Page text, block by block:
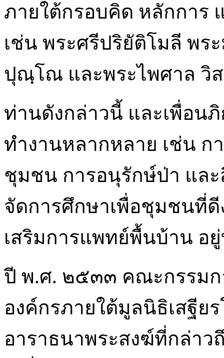
ภายใต้กรอบคิด หลักการ
เช่น พระศรีปริยัติโมลี พร
ปุณฺโณ และพระไพศาล วิ
ท่านดังกล่าวนี้ และเพื่อน
ทำงานหลากหลาย เช่น ก
ชุมชน การอนุรักษ์ป่า แล
จัดการศึกษาเพื่อชุมชนที่ดี
เสริมการแพทย์พื้นบ้าน อ
ปี พ.ศ. ๒๕๓๓ คณะกรรม
องค์กรภายใต้มูลนิธิเสฐีย
อาราธนาพระสงฆ์ที่กล่าว